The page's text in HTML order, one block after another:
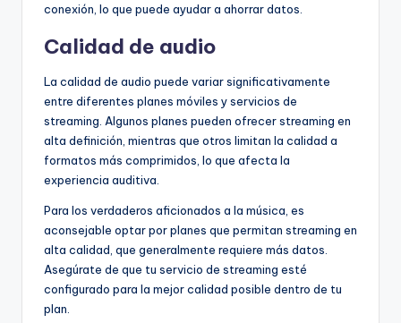
conexión, lo que puede ayudar a ahorrar datos.
Calidad de audio
La calidad de audio puede variar significativamente
entre diferentes planes móviles y servicios de
streaming. Algunos planes pueden ofrecer streaming en
alta definición, mientras que otros limitan la calidad a
formatos más comprimidos, lo que afecta la
experiencia auditiva.
Para los verdaderos aficionados a la música, es
aconsejable optar por planes que permitan streaming en
alta calidad, que generalmente requiere más datos.
Asegúrate de que tu servicio de streaming esté
configurado para la mejor calidad posible dentro de tu
plan.